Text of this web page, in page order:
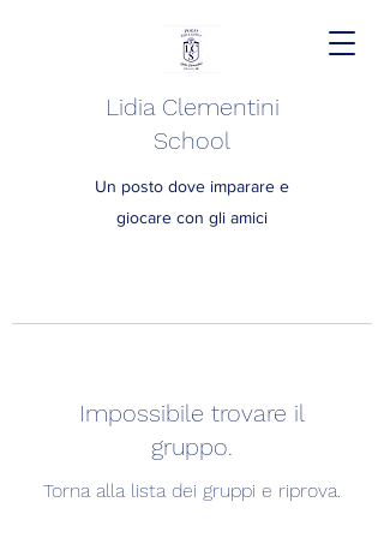
Lidia Clementini
School
Un posto dove imparare e
giocare con gli amici
Impossibile trovare il
gruppo.
Torna alla lista dei gruppi e riprova.